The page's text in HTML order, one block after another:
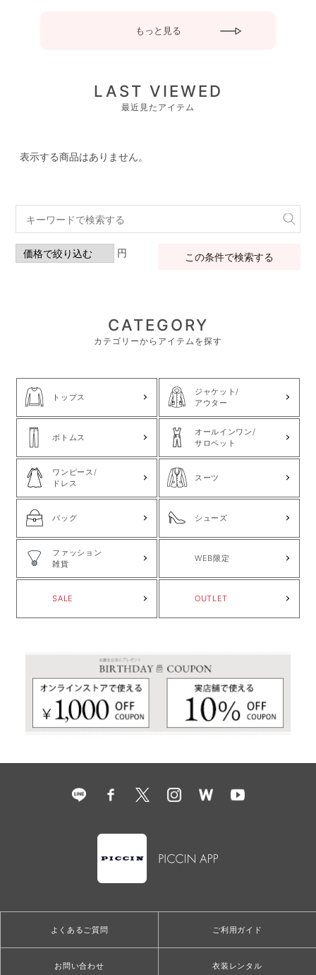
もっと見る
LAST VIEWED
最近見たアイテム
表示する商品はありません。
円 この条件で検索する
CATEGORY
カテゴリーからアイテムを探す
トップス
ジャケット/
アウター
ボトムス
オールインワン/
サロペット
ワンピース/
ドレス
スーツ
バッグ シューズ
ファッション
雑貨
WEB限定
SALE OUTLET
よくあるご質問 ご利用ガイド
お問い合わせ 衣装レンタル